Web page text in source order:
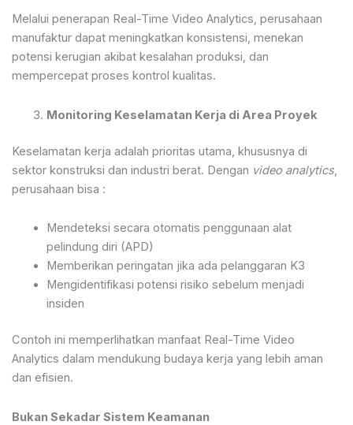
Melalui penerapan Real-Time Video Analytics, perusahaan
manufaktur dapat meningkatkan konsistensi, menekan
potensi kerugian akibat kesalahan produksi, dan
mempercepat proses kontrol kualitas.
Monitoring Keselamatan Kerja di Area Proyek
Keselamatan kerja adalah prioritas utama, khususnya di
sektor konstruksi dan industri berat. Dengan video analytics,
perusahaan bisa :
Mendeteksi secara otomatis penggunaan alat
pelindung diri (APD)
Memberikan peringatan jika ada pelanggaran K3
Mengidentifikasi potensi risiko sebelum menjadi
insiden
Contoh ini memperlihatkan manfaat Real-Time Video
Analytics dalam mendukung budaya kerja yang lebih aman
dan efisien.
Bukan Sekadar Sistem Keamanan